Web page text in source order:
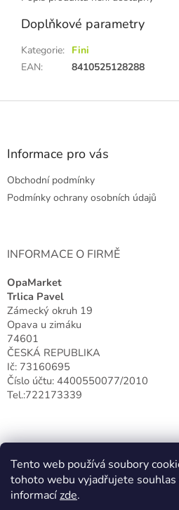
Tento web používá soubory
tohoto webu vyjadřujete souhlas
informacízde.
Doplňkové parametry
Kategorie: Fini
EAN: 8410525128288
Z
Informace pro vás
Obchodní podmínky
Podmínky ochrany osobních údajů
INFORMACE O FIRMĚ
OpaMarket
Trlica Pavel
Zámecký okruh 19
Opava u zimáku
74601
ČESKÁ REPUBLIKA
Ič: 73160695
Číslo účtu: 4400550077/2010
Tel.:722173339